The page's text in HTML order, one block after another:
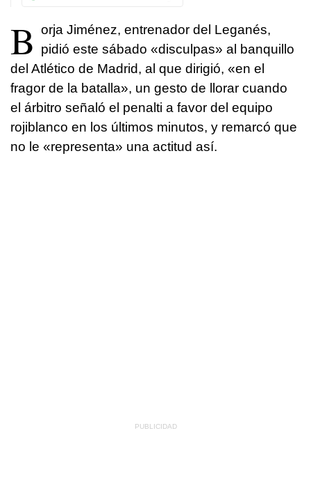
B orja Jiménez, entrenador del Leganés,
pidió este sábado «disculpas» al banquillo
del Atlético de Madrid, al que dirigió, «en el
fragor de la batalla», un gesto de llorar cuando
el árbitro señaló el penalti a favor del equipo
rojiblanco en los últimos minutos, y remarcó que
no le «representa» una actitud así.